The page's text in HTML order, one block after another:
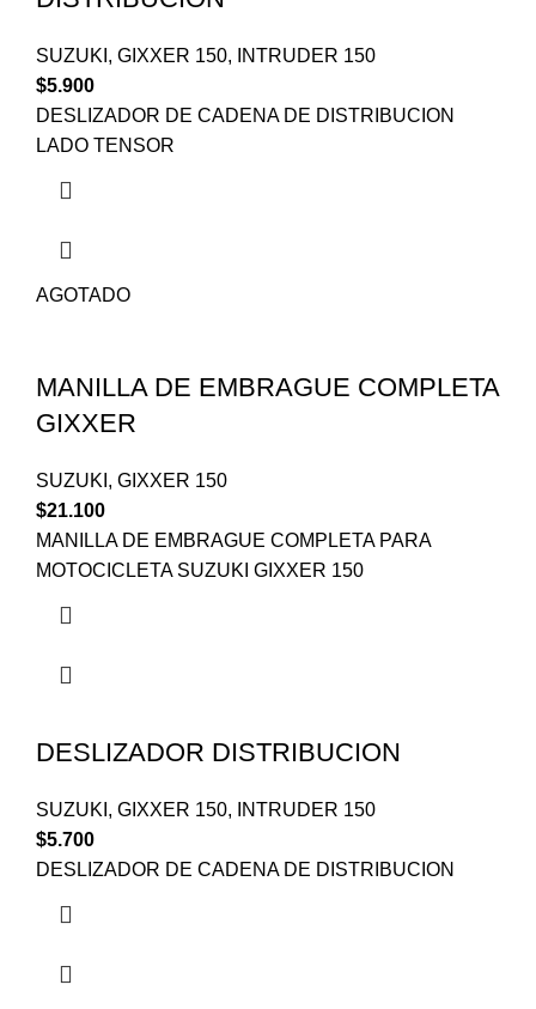
SUZUKI , GIXXER 150,
INTRUDER 150
$5.900
DESLIZADOR DE CADENA DE DISTRIBUCION
LADO TENSOR
AGOTADO
MANILLA DE EMBRAGUE COMPLETA
GIXXER
SUZUKI , GIXXER 150
$21.100
MANILLA DE EMBRAGUE COMPLETA PARA
MOTOCICLETA SUZUKI GIXXER 150
DESLIZADOR DISTRIBUCION
SUZUKI , GIXXER 150,
INTRUDER 150
$5.700
DESLIZADOR DE CADENA DE DISTRIBUCION